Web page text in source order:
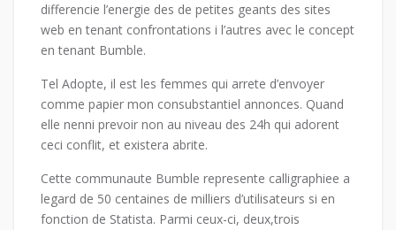
differencie l’energie des de petites geants des sites
web en tenant confrontations i l’autres avec le concept
en tenant Bumble.
Tel Adopte, il est les femmes qui arrete d’envoyer
comme papier mon consubstantiel annonces. Quand
elle nenni prevoir non au niveau des 24h qui adorent
ceci conflit, et existera abrite.
Cette communaute Bumble represente calligraphiee a
legard de 50 centaines de milliers d’utilisateurs si en
fonction de Statista. Parmi ceux-ci, deux,trois